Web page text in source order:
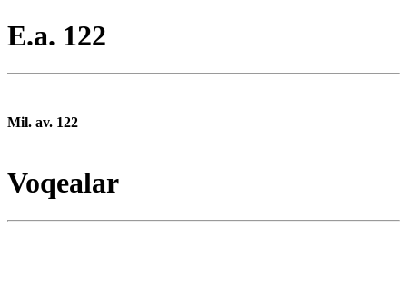
E.a. 122
Mil. av. 122
Voqealar